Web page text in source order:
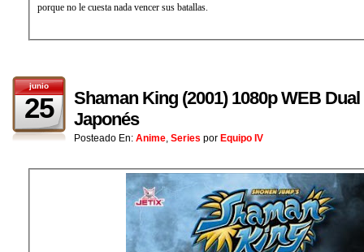
porque no le cuesta nada vencer sus batallas.
junio
25
Shaman King (2001) 1080p WEB
Japonés
Posteado En: Anime, Series por Equipo IV